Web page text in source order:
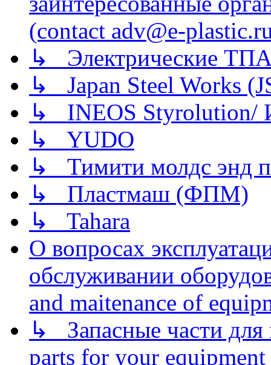
(contact adv@e-
↳ Электрические
↳ Japan Steel Works
↳ INEOS
↳ YUDO
↳ Тимити молдс энд
↳ Пластмаш (ФПМ)
↳ Tahara
О вопросах
обслуживании
and maitenance of
↳ Запасные части для
parts for your equipment